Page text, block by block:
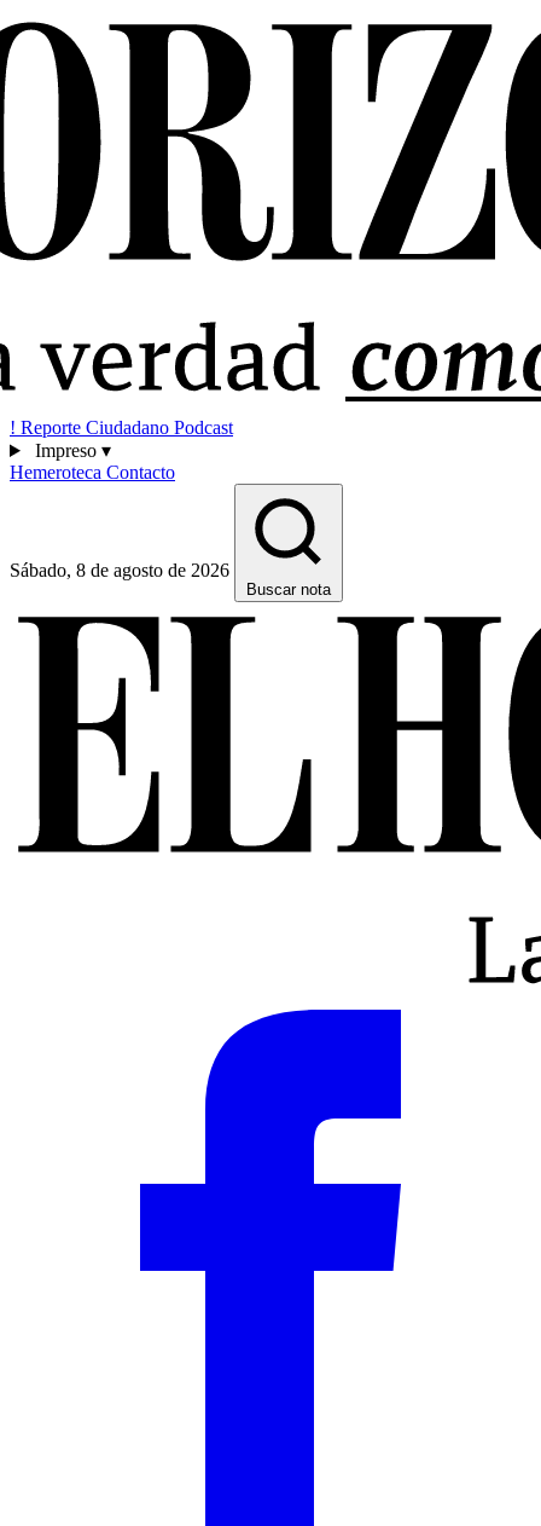
! Reporte Ciudadano Podcast
Impreso ▾
Hemeroteca Contacto
Sábado, 8 de agosto de 2026
Buscar nota